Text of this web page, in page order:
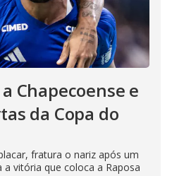
Chapecoense e
da Copa do
fratura o nariz após um
a vitória que coloca a Raposa